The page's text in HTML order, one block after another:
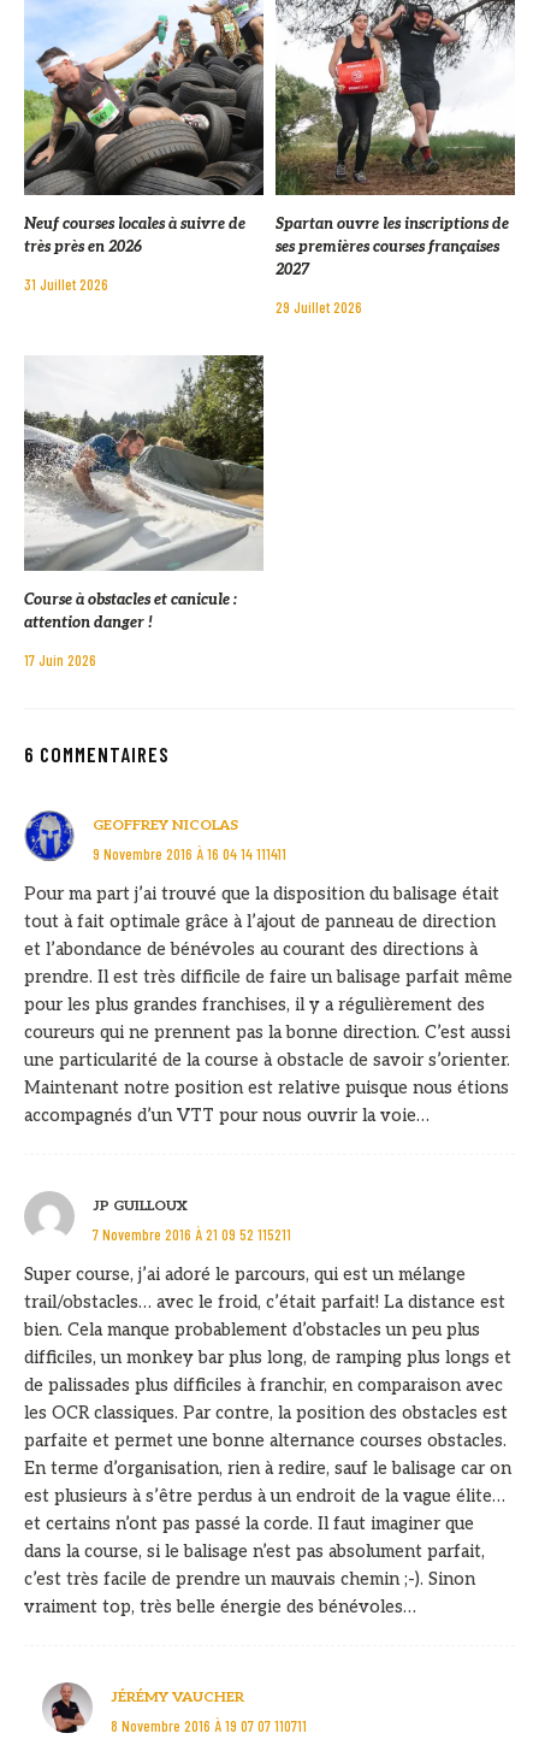
Neuf courses locales à suivre de
très près en 2026
31 Juillet 2026
Spartan ouvre les inscriptions de
ses premières courses françaises
2027
29 Juillet 2026
Course à obstacles et canicule :
attention danger !
17 Juin 2026
6 COMMENTAIRES
GEOFFREY NICOLAS
9 Novembre 2016 À 16 04 14 111411
Pour ma part j’ai trouvé que la disposition du balisage était
tout à fait optimale grâce à l’ajout de panneau de direction
et l’abondance de bénévoles au courant des directions à
prendre. Il est très difficile de faire un balisage parfait même
pour les plus grandes franchises, il y a régulièrement des
coureurs qui ne prennent pas la bonne direction. C’est aussi
une particularité de la course à obstacle de savoir s’orienter.
Maintenant notre position est relative puisque nous étions
accompagnés d’un VTT pour nous ouvrir la voie…
JP GUILLOUX
7 Novembre 2016 À 21 09 52 115211
Super course, j’ai adoré le parcours, qui est un mélange
trail/obstacles… avec le froid, c’était parfait! La distance est
bien. Cela manque probablement d’obstacles un peu plus
difficiles, un monkey bar plus long, de ramping plus longs et
de palissades plus difficiles à franchir, en comparaison avec
les OCR classiques. Par contre, la position des obstacles est
parfaite et permet une bonne alternance courses obstacles.
En terme d’organisation, rien à redire, sauf le balisage car on
est plusieurs à s’être perdus à un endroit de la vague élite…
et certains n’ont pas passé la corde. Il faut imaginer que
dans la course, si le balisage n’est pas absolument parfait,
c’est très facile de prendre un mauvais chemin ;-). Sinon
vraiment top, très belle énergie des bénévoles…
JÉRÉMY VAUCHER
8 Novembre 2016 À 19 07 07 110711